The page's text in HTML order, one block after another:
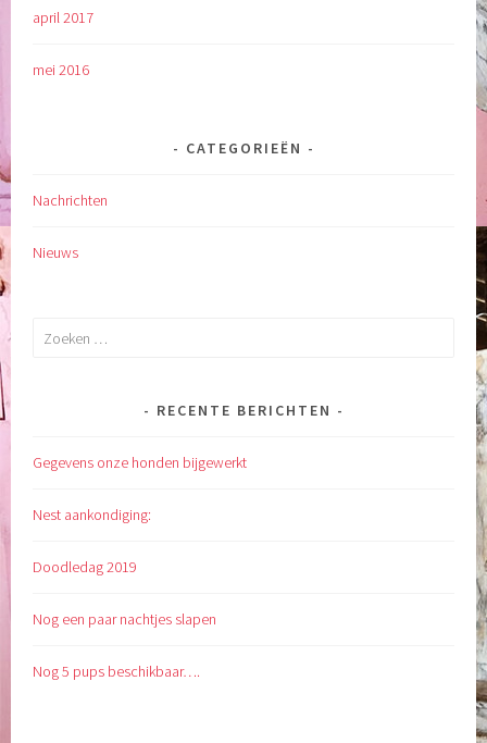
april 2017
mei 2016
CATEGORIEËN
Nachrichten
Nieuws
Zoeken
RECENTE BERICHTEN
Gegevens onze honden bijgewerkt
Nest aankondiging:
Doodledag 2019
Nog een paar nachtjes slapen
Nog 5 pups beschikbaar….